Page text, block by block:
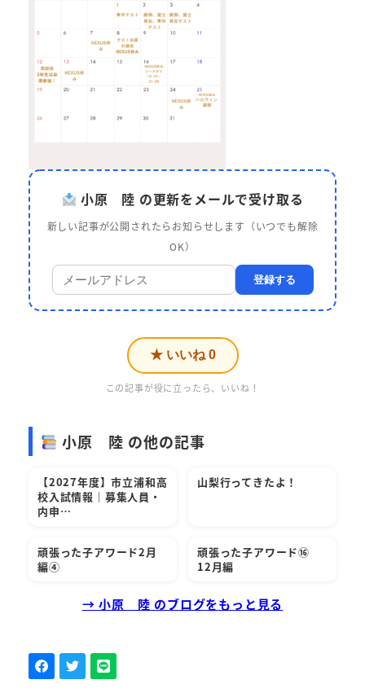
小原 陸 の更新をメールで受け取る
新しい記事が公開されたらお知らせします（いつでも解除
OK）
登録する
★ いいね 0
この記事が役に立ったら、いいね！
小原 陸 の他の記事
【2027年度】市立浦和高
校入試情報｜募集人員・
内申…
山梨行ってきたよ！
頑張った子アワード2月
編④
頑張った子アワード⑯
12月編
→ 小原 陸 のブログをもっと見る